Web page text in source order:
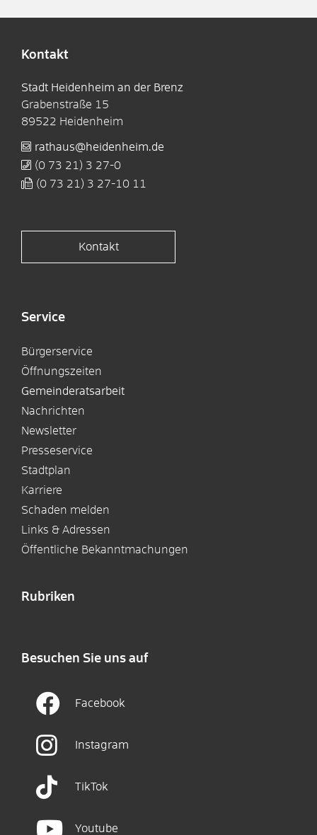
Kontakt
Stadt Heidenheim an der Brenz
Grabenstraße 15
89522 Heidenheim
rathaus@heidenheim.de
(0 73 21) 3 27-0
(0 73 21) 3 27-10 11
Kontakt
Service
Bürgerservice
Öffnungszeiten
Gemeinderatsarbeit
Nachrichten
Newsletter
Presseservice
Stadtplan
Karriere
Schaden melden
Links & Adressen
Öffentliche Bekanntmachungen
Rubriken
Besuchen Sie uns auf
Facebook
Instagram
TikTok
Youtube